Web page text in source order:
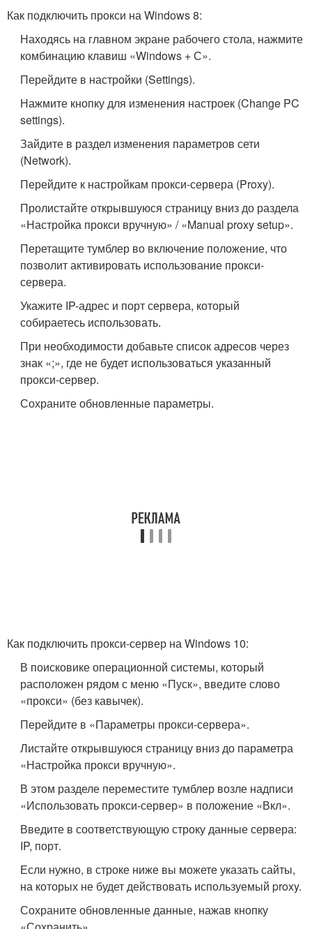
Как подключить прокси на Windows 8:
Находясь на главном экране рабочего стола, нажмите
комбинацию клавиш «Windows + С».
Перейдите в настройки (Settings).
Нажмите кнопку для изменения настроек (Change PC
settings).
Зайдите в раздел изменения параметров сети
(Network).
Перейдите к настройкам прокси-сервера (Proxy).
Пролистайте открывшуюся страницу вниз до раздела
«Настройка прокси вручную» / «Manual proxy setup».
Перетащите тумблер во включение положение, что
позволит активировать использование прокси-
сервера.
Укажите IP-адрес и порт сервера, который
собираетесь использовать.
При необходимости добавьте список адресов через
знак «;», где не будет использоваться указанный
прокси-сервер.
Сохраните обновленные параметры.
Как подключить прокси-сервер на Windows 10:
В поисковике операционной системы, который
расположен рядом с меню «Пуск», введите слово
«прокси» (без кавычек).
Перейдите в «Параметры прокси-сервера».
Листайте открывшуюся страницу вниз до параметра
«Настройка прокси вручную».
В этом разделе переместите тумблер возле надписи
«Использовать прокси-сервер» в положение «Вкл».
Введите в соответствующую строку данные сервера:
IP, порт.
Если нужно, в строке ниже вы можете указать сайты,
на которых не будет действовать используемый proxy.
Сохраните обновленные данные, нажав кнопку